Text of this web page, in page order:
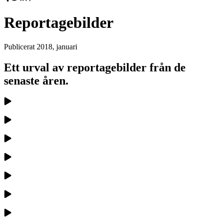
Reportagebilder
Publicerat 2018, januari
Ett urval av reportagebilder från de
senaste åren.